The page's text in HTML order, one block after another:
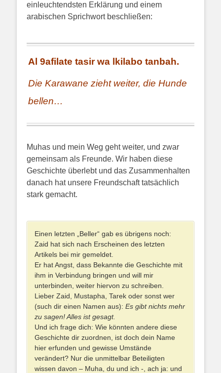
einleuchtendsten Erklärung und einem
arabischen Sprichwort beschließen:
Al 9afilate tasir wa lkilabo tanbah.
Die Karawane zieht weiter, die Hunde
bellen…
Muhas und mein Weg geht weiter, und zwar
gemeinsam als Freunde. Wir haben diese
Geschichte überlebt und das Zusammenhalten
danach hat unsere Freundschaft tatsächlich
stark gemacht.
Einen letzten „Beller“ gab es übrigens noch:
Zaid hat sich nach Erscheinen des letzten
Artikels bei mir gemeldet.
Er hat Angst, dass Bekannte die Geschichte mit
ihm in Verbindung bringen und will mir
unterbinden, weiter hiervon zu schreiben.
Lieber Zaid, Mustapha, Tarek oder sonst wer
(such dir einen Namen aus): Es gibt nichts mehr
zu sagen! Alles ist gesagt.
Und ich frage dich: Wie könnten andere diese
Geschichte dir zuordnen, ist doch dein Name
hier erfunden und gewisse Umstände
verändert? Nur die unmittelbar Beteiligten
wissen davon – Muha, du und ich -, ach ja: und